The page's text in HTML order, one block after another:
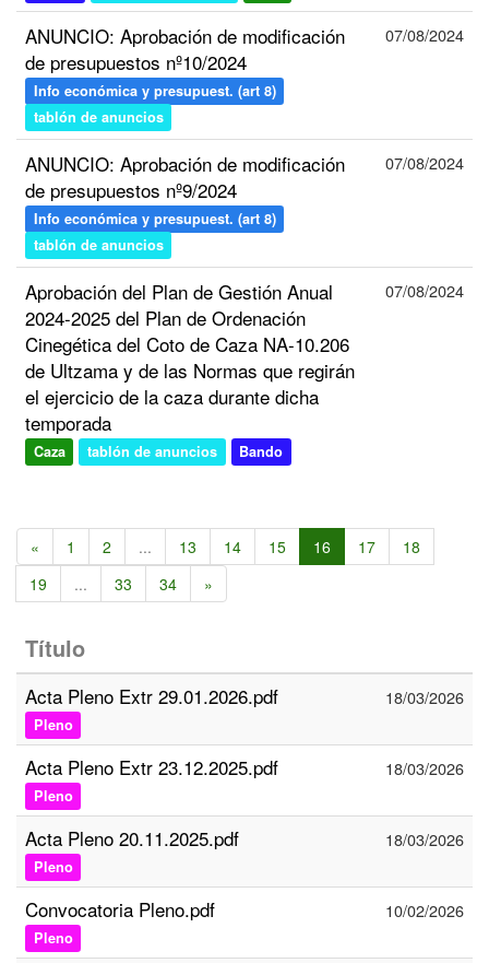
ANUNCIO: Aprobación de modificación
de presupuestos nº10/2024
Info económica y presupuest. (art 8)
tablón de anuncios
07/08/2024
ANUNCIO: Aprobación de modificación
de presupuestos nº9/2024
Info económica y presupuest. (art 8)
tablón de anuncios
07/08/2024
Aprobación del Plan de Gestión Anual
2024-2025 del Plan de Ordenación
Cinegética del Coto de Caza NA-10.206
de Ultzama y de las Normas que regirán
el ejercicio de la caza durante dicha
temporada
Caza tablón de anuncios Bando
07/08/2024
« 1 2 ... 13 14 15 16 17
18
19
... 33 34 »
Título
Acta Pleno Extr 29.01.2026.pdf
Pleno
18/03/2026
Acta Pleno Extr 23.12.2025.pdf
Pleno
18/03/2026
Acta Pleno 20.11.2025.pdf
Pleno
18/03/2026
Convocatoria Pleno.pdf
Pleno
10/02/2026